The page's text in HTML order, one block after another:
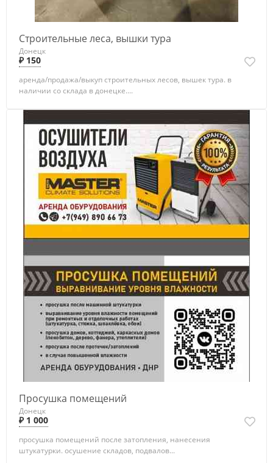
Строительные леса, вышки тура
Донецк
₽ 150
аренда/продажа/выкуп строительных лесов, вышек тура. в
наличии со склада в донецке....
Просушка помещений
Донецк
₽ 1 000
просушка помещений после затопления, нанесения
штукатурки. осушение складов, подвалов...